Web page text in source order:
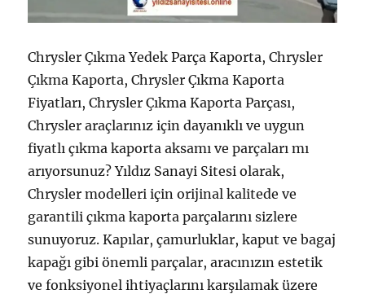
Chrysler Çıkma Yedek Parça Kaporta, Chrysler
Çıkma Kaporta, Chrysler Çıkma Kaporta
Fiyatları, Chrysler Çıkma Kaporta Parçası,
Chrysler araçlarınız için dayanıklı ve uygun
fiyatlı çıkma kaporta aksamı ve parçaları mı
arıyorsunuz? Yıldız Sanayi Sitesi olarak,
Chrysler modelleri için orijinal kalitede ve
garantili çıkma kaporta parçalarını sizlere
sunuyoruz. Kapılar, çamurluklar, kaput ve bagaj
kapağı gibi önemli parçalar, aracınızın estetik
ve fonksiyonel ihtiyaçlarını karşılamak üzere